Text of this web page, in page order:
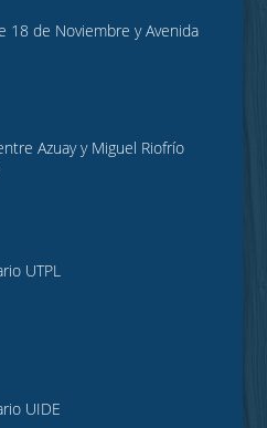
18 de Noviembre y Avenida
Azuay y Miguel Riofrío
UTPL
UIDE